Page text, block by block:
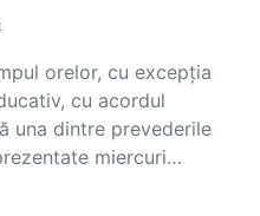
orelor, cu excepția
cu acordul
una dintre prevederile
miercuri…